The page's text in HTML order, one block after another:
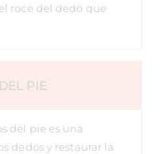
roce del dedo que
PIE
del pie es una
dedos y restaurar la